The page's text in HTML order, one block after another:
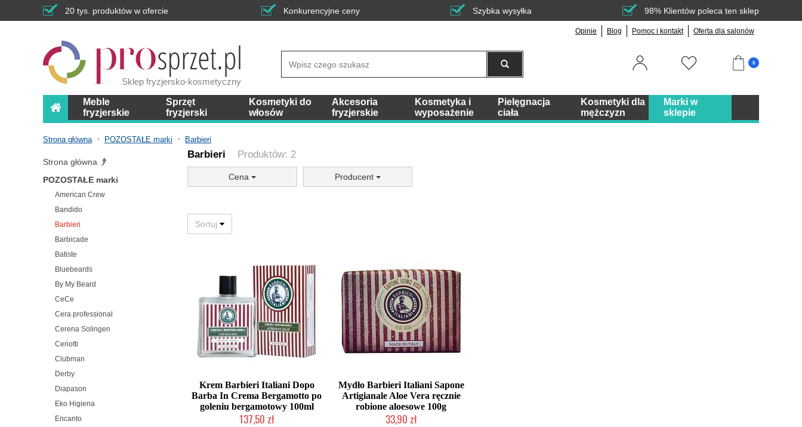
20 tys. produktów w ofercie Konkurencyjne ceny Szybka wysyłka 98% Klientów poleca ten sklep
Opinie Blog Pomoc i kontakt Oferta dla salonów
Sklep fryzjersko-kosmetyczny
0
Meble
fryzjerskie
Sprzęt
fryzjerski
Kosmetyki do
włosów
Akcesoria
fryzjerskie
Kosmetyka i
wyposażenie
Pielęgnacja
ciała
Kosmetyki dla
mężczyzn
Marki w
sklepie
Strona główna POZOSTAŁE marki Barbieri
Barbieri Produktów: 2
Cena Producent
Krem Barbieri Italiani Dopo
Barba In Crema Bergamotto po
goleniu bergamotowy 100ml
137,50 zł
Mydło Barbieri Italiani Sapone
Artigianale Aloe Vera ręcznie
robione aloesowe 100g
33,90 zł
Strona główna
POZOSTAŁE marki
American Crew
Bandido
Barbieri
Barbicade
Batiste
Bluebeards
By My Beard
CeCe
Cera professional
Cerena Solingen
Ceriotti
Clubman
Derby
Diapason
Eko Higiena
Encanto